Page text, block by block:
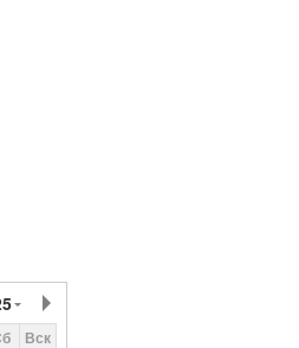
Вск